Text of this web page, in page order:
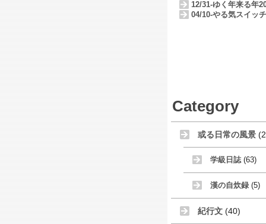
12/31-ゆく年来る年
04/10-やる気スイッチ
Category
或る日常の風景
学級日誌(63)
漢の自炊録 (5)
紀行文 (40)